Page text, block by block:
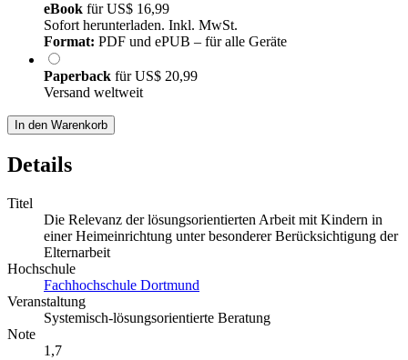
eBook fürUS$ 16,99
Sofort herunterladen. Inkl. MwSt.
Format: PDF und ePUB – für alle Geräte
Paperback fürUS$ 20,99
Versand weltweit
In den Warenkorb
Details
Titel
Die Relevanz der lösungsorientierten Arbeit mit Kindern in
einer Heimeinrichtung unter besonderer Berücksichtigung der
Elternarbeit
Hochschule
Fachhochschule Dortmund
Veranstaltung
Systemisch-lösungsorientierte Beratung
Note
1,7